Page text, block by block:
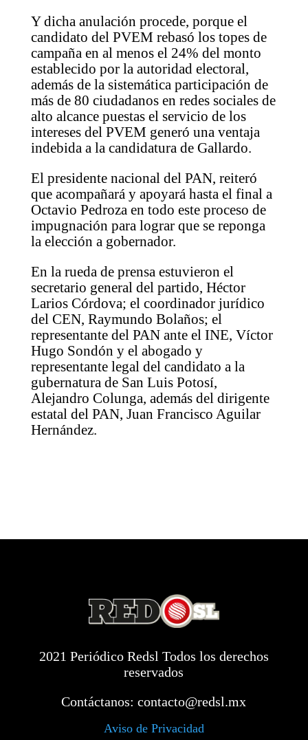
Y dicha anulación procede, porque el
candidato del PVEM rebasó los topes de
campaña en al menos el 24% del monto
establecido por la autoridad electoral,
además de la sistemática participación de
más de 80 ciudadanos en redes sociales de
alto alcance puestas el servicio de los
intereses del PVEM generó una ventaja
indebida a la candidatura de Gallardo.
El presidente nacional del PAN, reiteró
que acompañará y apoyará hasta el final a
Octavio Pedroza en todo este proceso de
impugnación para lograr que se reponga
la elección a gobernador.
En la rueda de prensa estuvieron el
secretario general del partido, Héctor
Larios Córdova; el coordinador jurídico
del CEN, Raymundo Bolaños; el
representante del PAN ante el INE, Víctor
Hugo Sondón y el abogado y
representante legal del candidato a la
gubernatura de San Luis Potosí,
Alejandro Colunga, además del dirigente
estatal del PAN, Juan Francisco Aguilar
Hernández.
2021 Periódico Redsl Todos los derechos
reservados
Contáctanos:contacto@redsl.mx
Aviso de Privacidad